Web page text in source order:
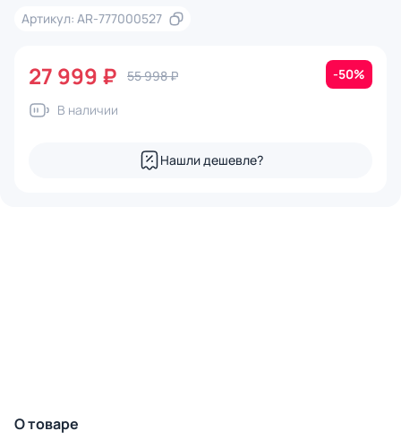
Артикул: AR-777000527
27 999 ₽ 55 998 ₽ -50%
В наличии
Нашли дешевле?
О товаре